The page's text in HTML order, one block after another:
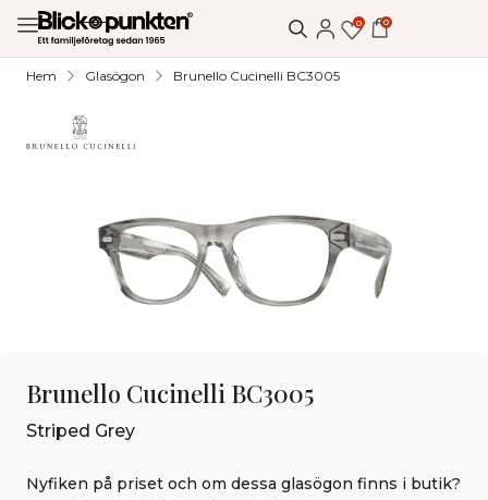
0 0
Hem Glasögon Brunello Cucinelli BC3005
Brunello Cucinelli BC3005
Striped Grey
Nyfiken på priset och om dessa glasögon finns i butik?